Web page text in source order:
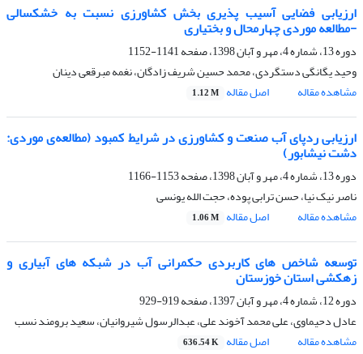
ارزیابی فضایی آسیب پذیری بخش کشاورزی نسبت به خشکسالی
-مطالعه موردی چهارمحال و بختیاری
دوره 13، شماره 4، مهر و آبان 1398، صفحه
1141-1152
وحید یگانگی دستگردی، محمد حسین شریف زادگان، نغمه مبرقعی دینان
مشاهده مقاله
اصل مقاله 1.12 M
ارزیابی ردپای آب صنعت و کشاورزی در شرایط کمبود (مطالعه‌ی موردی:
دشت نیشابور)
دوره 13، شماره 4، مهر و آبان 1398، صفحه
1153-1166
ناصر نیک نیا، حسن ترابی پوده، حجت الله یونسی
مشاهده مقاله
اصل مقاله 1.06 M
توسعه شاخص های کاربردی حکمرانی آب در شبکه های آبیاری و
زهکشی استان خوزستان
دوره 12، شماره 4، مهر و آبان 1397، صفحه
919-929
عادل دحیماوی، علی محمد آخوند علی، عبدالرسول شیروانیان، سعید برومند نسب
مشاهده مقاله
اصل مقاله 636.54 K